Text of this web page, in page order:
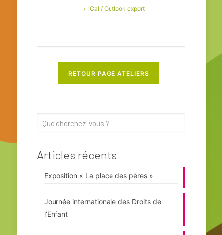
+ iCal / Outlook export
RETOUR PAGE ATELIERS
Articles récents
Exposition « La place des pères »
Journée internationale des Droits de
l’Enfant